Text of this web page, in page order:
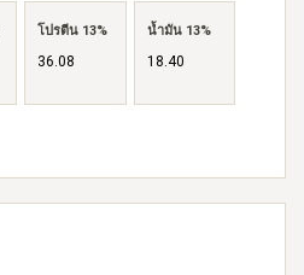
โปรตีน 13%
36.08
น้ำมัน 13%
18.40